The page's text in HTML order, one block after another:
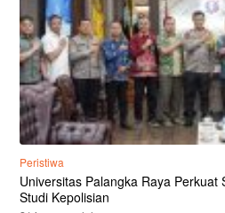
Peristiwa
Universitas Palangka Raya Perkuat
Studi Kepolisian